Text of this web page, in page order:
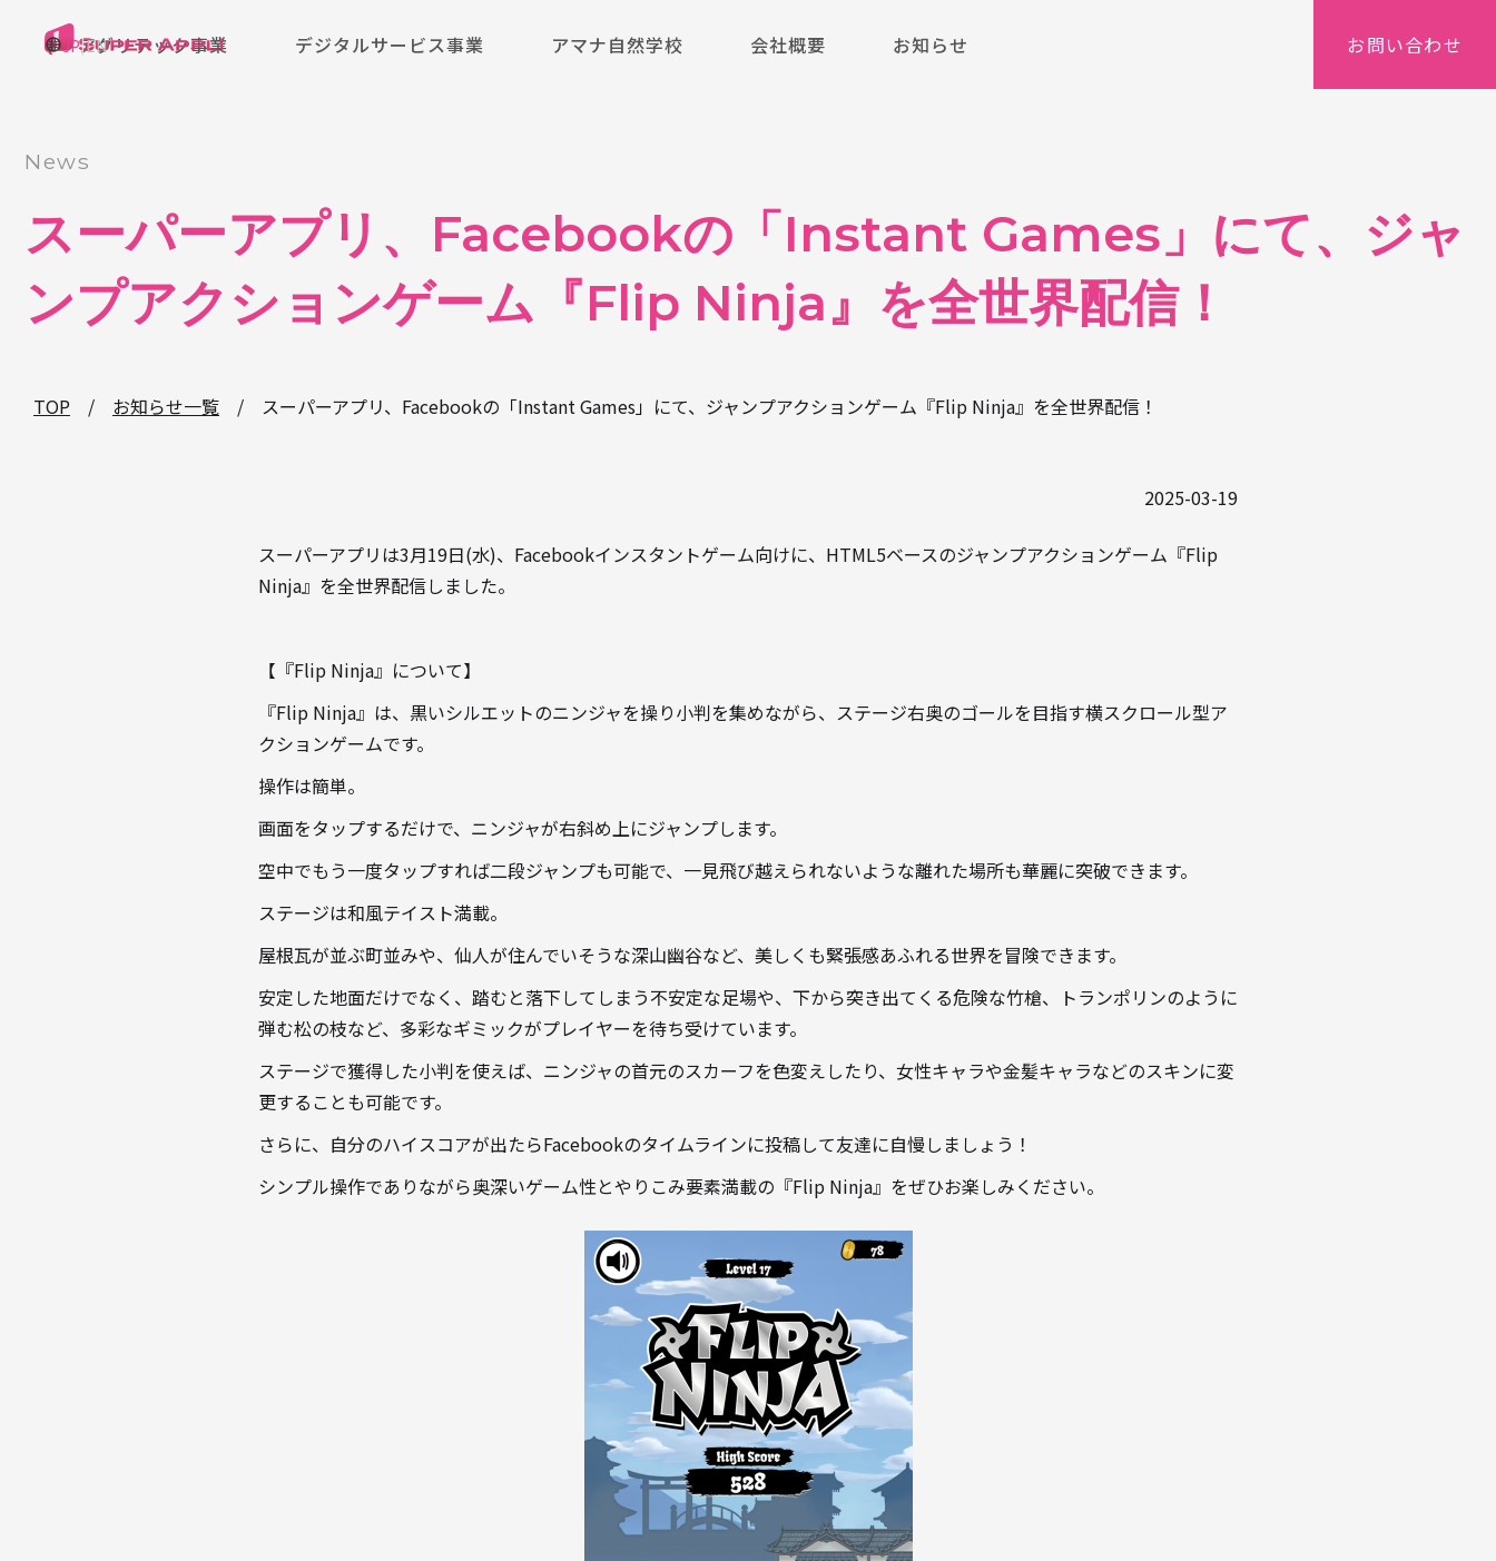
JP|EN
アグリテック事業 デジタルサービス事業 アマナ自然学校 会社概要 お知らせ お問い合わせ
News
スーパーアプリ、Facebookの「Instant Games」にて、ジャ
ンプアクションゲーム『Flip Ninja』を全世界配信！
TOP / お知らせ一覧 / スーパーアプリ、Facebookの「Instant Games」にて、ジャンプアクションゲーム『Flip Ninja』を全世界配信！
2025-03-19
スーパーアプリは3月19日(水)、Facebookインスタントゲーム向けに、HTML5ベースのジャンプアクションゲーム『Flip
Ninja』を全世界配信しました。
【『Flip Ninja』について】
『Flip Ninja』は、黒いシルエットのニンジャを操り小判を集めながら、ステージ右奥のゴールを目指す横スクロール型ア
クションゲームです。
操作は簡単。
画面をタップするだけで、ニンジャが右斜め上にジャンプします。
空中でもう一度タップすれば二段ジャンプも可能で、一見飛び越えられないような離れた場所も華麗に突破できます。
ステージは和風テイスト満載。
屋根瓦が並ぶ町並みや、仙人が住んでいそうな深山幽谷など、美しくも緊張感あふれる世界を冒険できます。
安定した地面だけでなく、踏むと落下してしまう不安定な足場や、下から突き出てくる危険な竹槍、トランポリンのように
弾む松の枝など、多彩なギミックがプレイヤーを待ち受けています。
ステージで獲得した小判を使えば、ニンジャの首元のスカーフを色変えしたり、女性キャラや金髪キャラなどのスキンに変
更することも可能です。
さらに、自分のハイスコアが出たらFacebookのタイムラインに投稿して友達に自慢しましょう！
シンプル操作でありながら奥深いゲーム性とやりこみ要素満載の『Flip Ninja』をぜひお楽しみください。